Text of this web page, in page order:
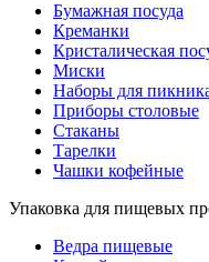
Бумажная посуда
Креманки
Кристалическая
Миски
Наборы для
Приборы столовые
Стаканы
Тарелки
Чашки кофейные
Упаковка для пищевых
Ведра пищевые